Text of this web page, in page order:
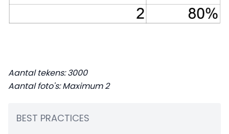
Aantal tekens: 3000
Aantal foto's: Maximum 2
BEST PRACTICES